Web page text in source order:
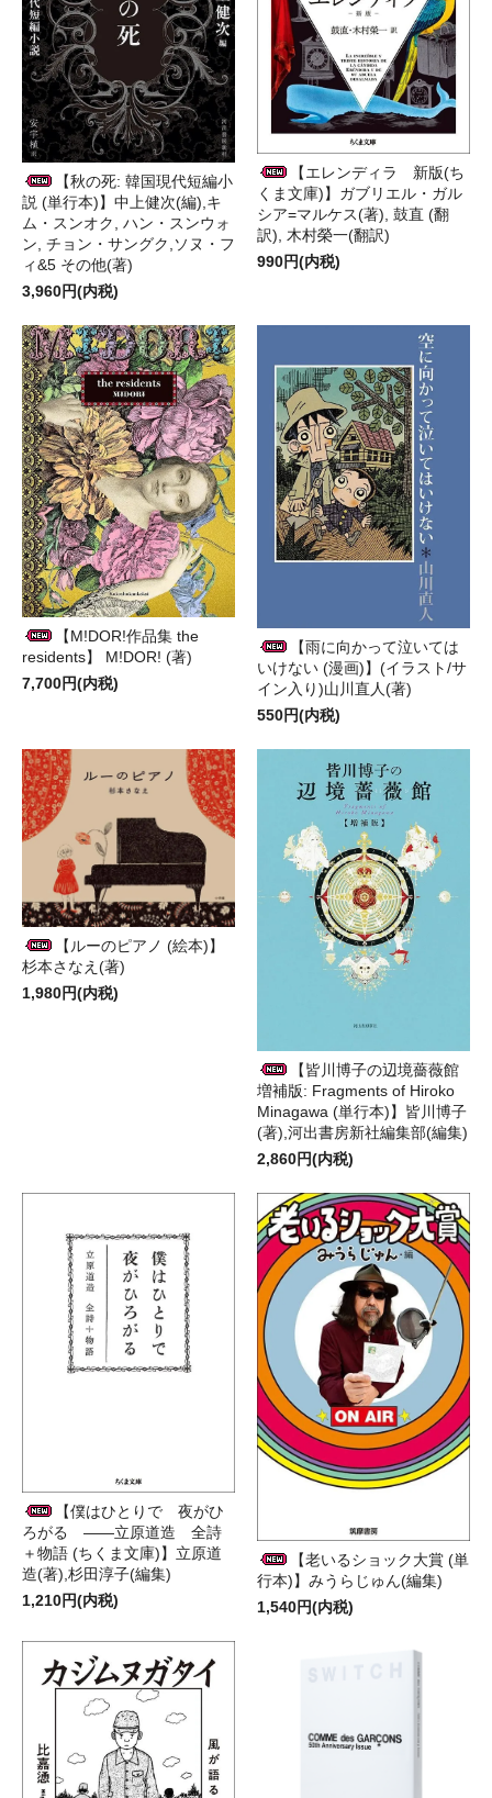
【秋の死: 韓国現代短編小
説 (単行本)】中上健次(編),キ
ム・スンオク, ハン・スンウォ
ン, チョン・サングク,ソヌ・フ
ィ&5 その他(著)
3,960円(内税)
【エレンディラ 新版(ち
くま文庫)】ガブリエル・ガル
シア=マルケス(著), 鼓直 (翻
訳), 木村榮一(翻訳)
990円(内税)
【M!DOR!作品集 the
residents】 M!DOR! (著)
7,700円(内税)
【雨に向かって泣いては
いけない (漫画)】(イラスト/サ
イン入り)山川直人(著)
550円(内税)
【ルーのピアノ (絵本)】
杉本さなえ(著)
1,980円(内税)
【皆川博子の辺境薔薇館
増補版: Fragments of Hiroko
Minagawa (単行本)】皆川博子
(著),河出書房新社編集部(編集)
2,860円(内税)
【僕はひとりで 夜がひ
ろがる ――立原道造 全詩
＋物語 (ちくま文庫)】立原道
造(著),杉田淳子(編集)
1,210円(内税)
【老いるショック大賞 (単
行本)】みうらじゅん(編集)
1,540円(内税)